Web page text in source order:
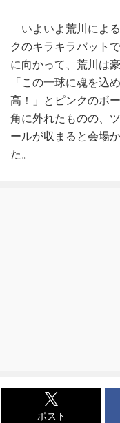
いよいよ荒川によ
クのキラキラバット
に向かって、荒川は
「この一球に魂を込
高！」とピンクのボ
角に外れたものの、
ールが収まると会場
た。
ポスト